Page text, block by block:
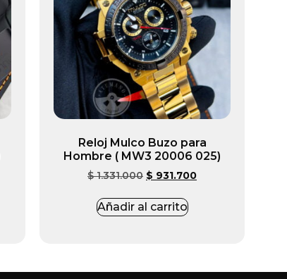
Reloj Mulco Buzo para
Hombre ( MW3 20006 025)
$1.331.000 $ 931.700
Añadir al carrito